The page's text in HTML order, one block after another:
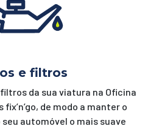
e filtros
da sua viatura na Oficina
de modo a manter o
automóvel o mais suave